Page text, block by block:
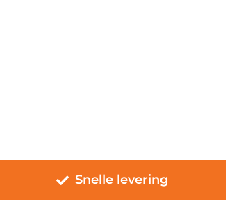
Snelle levering